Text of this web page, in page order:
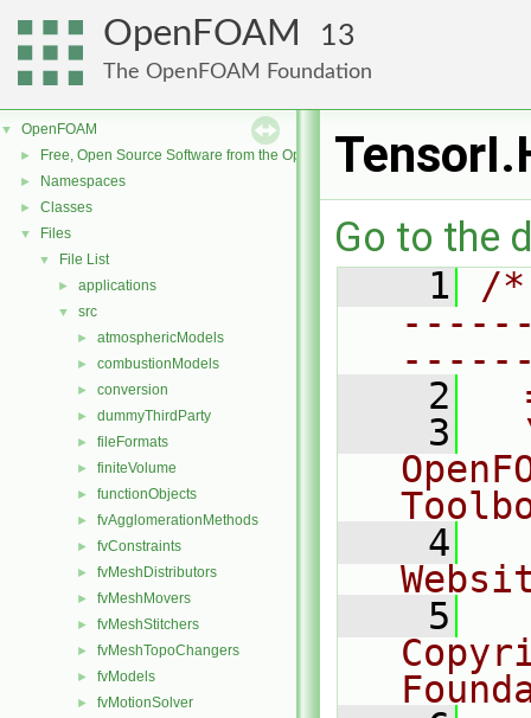
OpenFOAM 13
The OpenFOAM Foundation
▼ OpenFOAM
► Free, Open Source Software from the OpenFOAM Foundation
► Namespaces
► Classes
▼ Files
▼ File List
► applications
▼ src
► atmosphericModels
► combustionModels
► conversion
► dummyThirdParty
► fileFormats
► finiteVolume
► functionObjects
► fvAgglomerationMethods
► fvConstraints
► fvMeshDistributors
► fvMeshMovers
► fvMeshStitchers
► fvMeshTopoChangers
► fvModels
► fvMotionSolver
Go to the
    1
/
    2
    3
    4
    5